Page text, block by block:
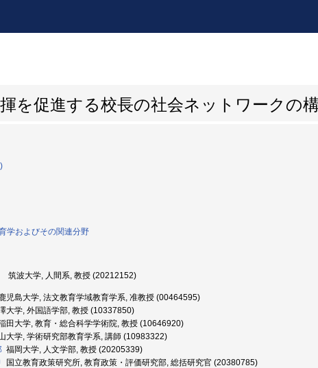
を促進する校長の社会ネットワークの
学およびその関連分野
筑波大学, 人間系, 教授 (20212152)
児島大学, 法文教育学域教育学系, 准教授 (00464595)
大学, 外国語学部, 教授 (10337850)
田大学, 教育・総合科学学術院, 教授 (10646920)
大学, 学術研究部教育学系, 講師 (10983322)
福岡大学, 人文学部, 教授 (20205339)
国立教育政策研究所, 教育政策・評価研究部, 総括研究官 (20380785)